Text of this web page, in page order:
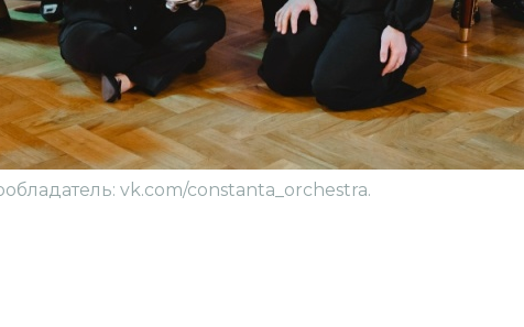
vk.com/constanta_orchestra.